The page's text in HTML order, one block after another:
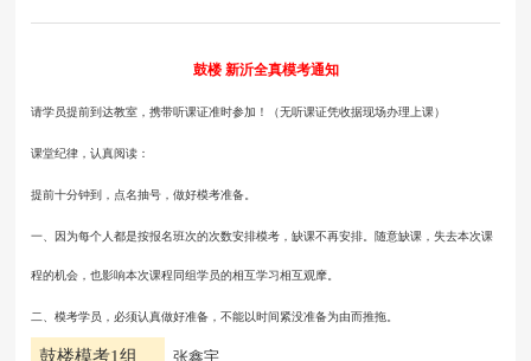
鼓楼 新沂全真模考通知
请学员提前到达教室，携带听课证准时参加！（无听课证凭收据现场办理上课）
课堂纪律，认真阅读：
提前十分钟到，点名抽号，做好模考准备。
一、因为每个人都是按报名班次的次数安排模考，缺课不再安排。随意缺课，失去本次课
程的机会，也影响本次课程同组学员的相互学习相互观摩。
二、模考学员，必须认真做好准备，不能以时间紧没准备为由而推拖。
鼓楼模考1组 张鑫宇